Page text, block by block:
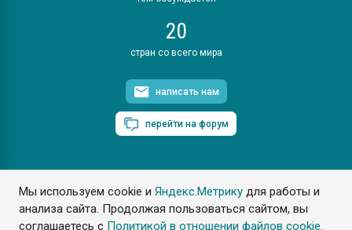
Мы используем cookie иЯндекс.Метрику для работы и
анализа сайта. Продолжая пользоваться сайтом, вы
соглашаетесь с Политикой в отношении файлов cookie.
20
стран со всего мира
написать нам
перейти на форум
ПластЭксперт © 2006. Все права защищены
Разрешается копирование материалов сайта с обязательной
ссылкой на www.e-plastic.ru